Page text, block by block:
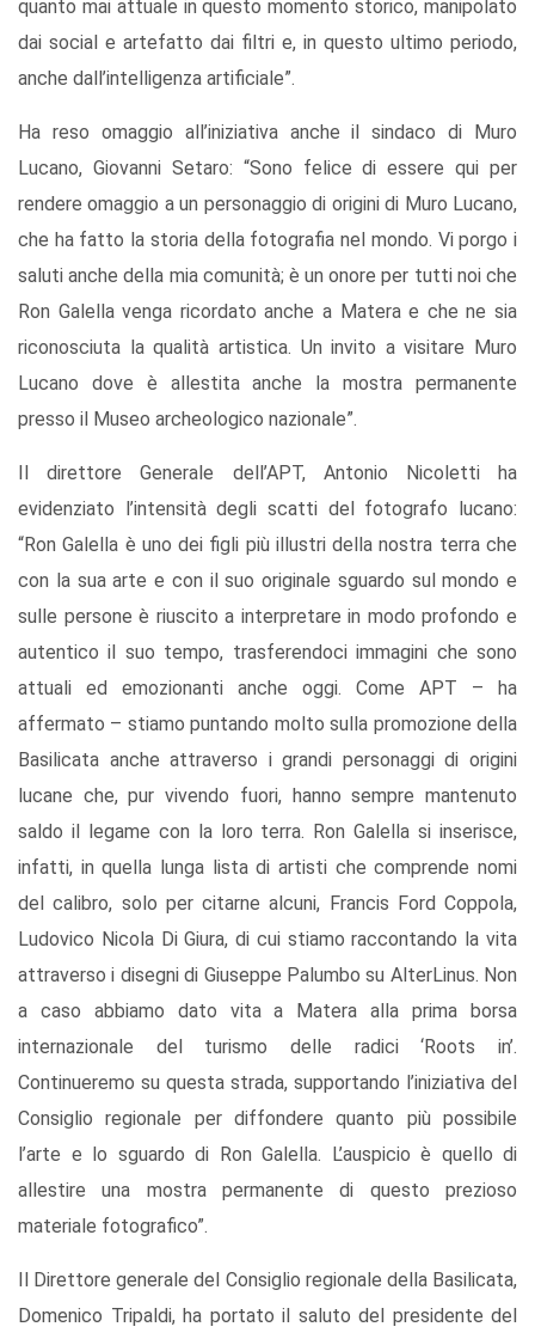
quanto mai attuale in questo momento storico, manipolato
dai social e artefatto dai filtri e, in questo ultimo periodo,
anche dall’intelligenza artificiale”.
Ha reso omaggio all’iniziativa anche il sindaco di Muro
Lucano, Giovanni Setaro: “Sono felice di essere qui per
rendere omaggio a un personaggio di origini di Muro Lucano,
che ha fatto la storia della fotografia nel mondo. Vi porgo i
saluti anche della mia comunità; è un onore per tutti noi che
Ron Galella venga ricordato anche a Matera e che ne sia
riconosciuta la qualità artistica. Un invito a visitare Muro
Lucano dove è allestita anche la mostra permanente
presso il Museo archeologico nazionale”.
Il direttore Generale dell’APT, Antonio Nicoletti ha
evidenziato l’intensità degli scatti del fotografo lucano:
“Ron Galella è uno dei figli più illustri della nostra terra che
con la sua arte e con il suo originale sguardo sul mondo e
sulle persone è riuscito a interpretare in modo profondo e
autentico il suo tempo, trasferendoci immagini che sono
attuali ed emozionanti anche oggi. Come APT – ha
affermato – stiamo puntando molto sulla promozione della
Basilicata anche attraverso i grandi personaggi di origini
lucane che, pur vivendo fuori, hanno sempre mantenuto
saldo il legame con la loro terra. Ron Galella si inserisce,
infatti, in quella lunga lista di artisti che comprende nomi
del calibro, solo per citarne alcuni, Francis Ford Coppola,
Ludovico Nicola Di Giura, di cui stiamo raccontando la vita
attraverso i disegni di Giuseppe Palumbo su AlterLinus. Non
a caso abbiamo dato vita a Matera alla prima borsa
internazionale del turismo delle radici ‘Roots in’.
Continueremo su questa strada, supportando l’iniziativa del
Consiglio regionale per diffondere quanto più possibile
l’arte e lo sguardo di Ron Galella. L’auspicio è quello di
allestire una mostra permanente di questo prezioso
materiale fotografico”.
Il Direttore generale del Consiglio regionale della Basilicata,
Domenico Tripaldi, ha portato il saluto del presidente del